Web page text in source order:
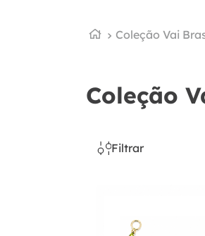
Coleção Vai
Coleção
Filtrar